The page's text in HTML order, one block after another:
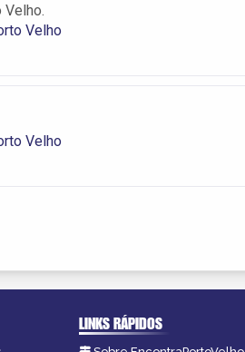
Velho.
Velho
Velho
LINKS RÁPIDOS